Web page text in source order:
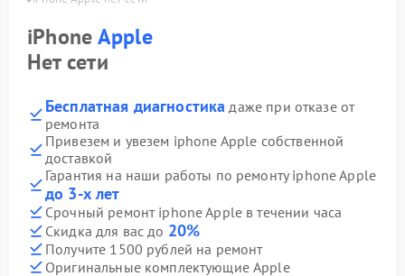
iPhoneApple
Нет сети
Бесплатная диагностика даже при отказе от
ремонта
Привезем и увезем iphone Apple собственной
доставкой
Гарантия на наши работы по ремонту iphone Apple
до 3-х лет
Срочный ремонт iphone Apple в течении часа
Скидка для вас до 20%
Получите 1500 рублей на ремонт
Оригинальные комплектующие Apple